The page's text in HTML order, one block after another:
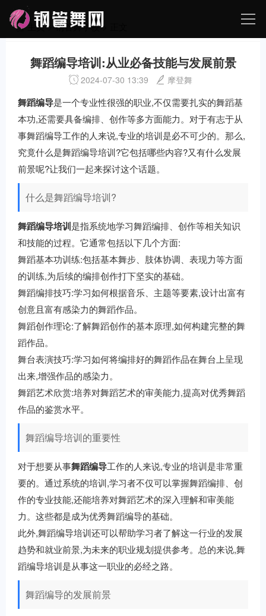
主页>钢管舞学校> 正文
舞蹈编导培训:从业必备技能与发展前景
2024-07-30 13:39 摩登舞
舞蹈编导是一个专业性很强的职业,不仅需要扎实的舞蹈基
本功,还需要具备编排、创作等多方面能力。对于有志于从
事舞蹈编导工作的人来说,专业的培训是必不可少的。那么,
究竟什么是舞蹈编导培训?它包括哪些内容?又有什么发展
前景呢?让我们一起来探讨这个话题。
什么是舞蹈编导培训?
舞蹈编导培训是指系统地学习舞蹈编排、创作等相关知识
和技能的过程。它通常包括以下几个方面:
舞蹈基本功训练:包括基本舞步、肢体协调、表现力等方面
的训练,为后续的编排创作打下坚实的基础。
舞蹈编排技巧:学习如何根据音乐、主题等要素,设计出富有
创意且富有感染力的舞蹈作品。
舞蹈创作理论:了解舞蹈创作的基本原理,如何构建完整的舞
蹈作品。
舞台表演技巧:学习如何将编排好的舞蹈作品在舞台上呈现
出来,增强作品的感染力。
舞蹈艺术欣赏:培养对舞蹈艺术的审美能力,提高对优秀舞蹈
作品的鉴赏水平。
舞蹈编导培训的重要性
对于想要从事舞蹈编导工作的人来说,专业的培训是非常重
要的。通过系统的培训,学习者不仅可以掌握舞蹈编排、创
作的专业技能,还能培养对舞蹈艺术的深入理解和审美能
力。这些都是成为优秀舞蹈编导的基础。
此外,舞蹈编导培训还可以帮助学习者了解这一行业的发展
趋势和就业前景,为未来的职业规划提供参考。总的来说,舞
蹈编导培训是从事这一职业的必经之路。
舞蹈编导的发展前景